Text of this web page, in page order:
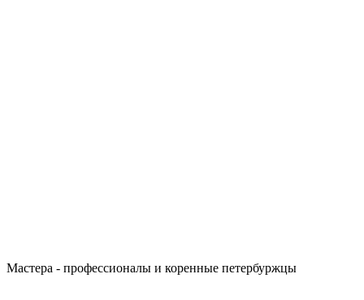
Мастера - профессионалы и коренные петербуржцы